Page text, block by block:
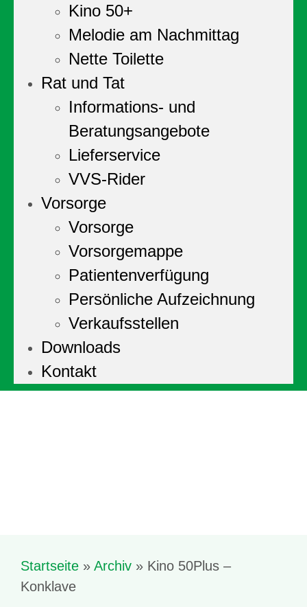
Kino 50+
Melodie am Nachmittag
Nette Toilette
Rat und Tat
Informations- und
Beratungsangebote
Lieferservice
VVS-Rider
Vorsorge
Vorsorge
Vorsorgemappe
Patientenverfügung
Persönliche Aufzeichnung
Verkaufsstellen
Downloads
Kontakt
Startseite » Archiv » Kino 50Plus –
Konklave